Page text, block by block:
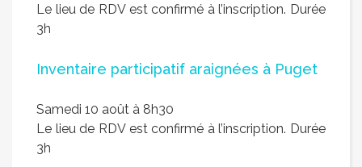
Le lieu de RDV est confirmé à l’inscription. Durée
3h
Inventaire participatif araignées à Puget
Samedi 10 août à 8h30
Le lieu de RDV est confirmé à l’inscription. Durée
3h